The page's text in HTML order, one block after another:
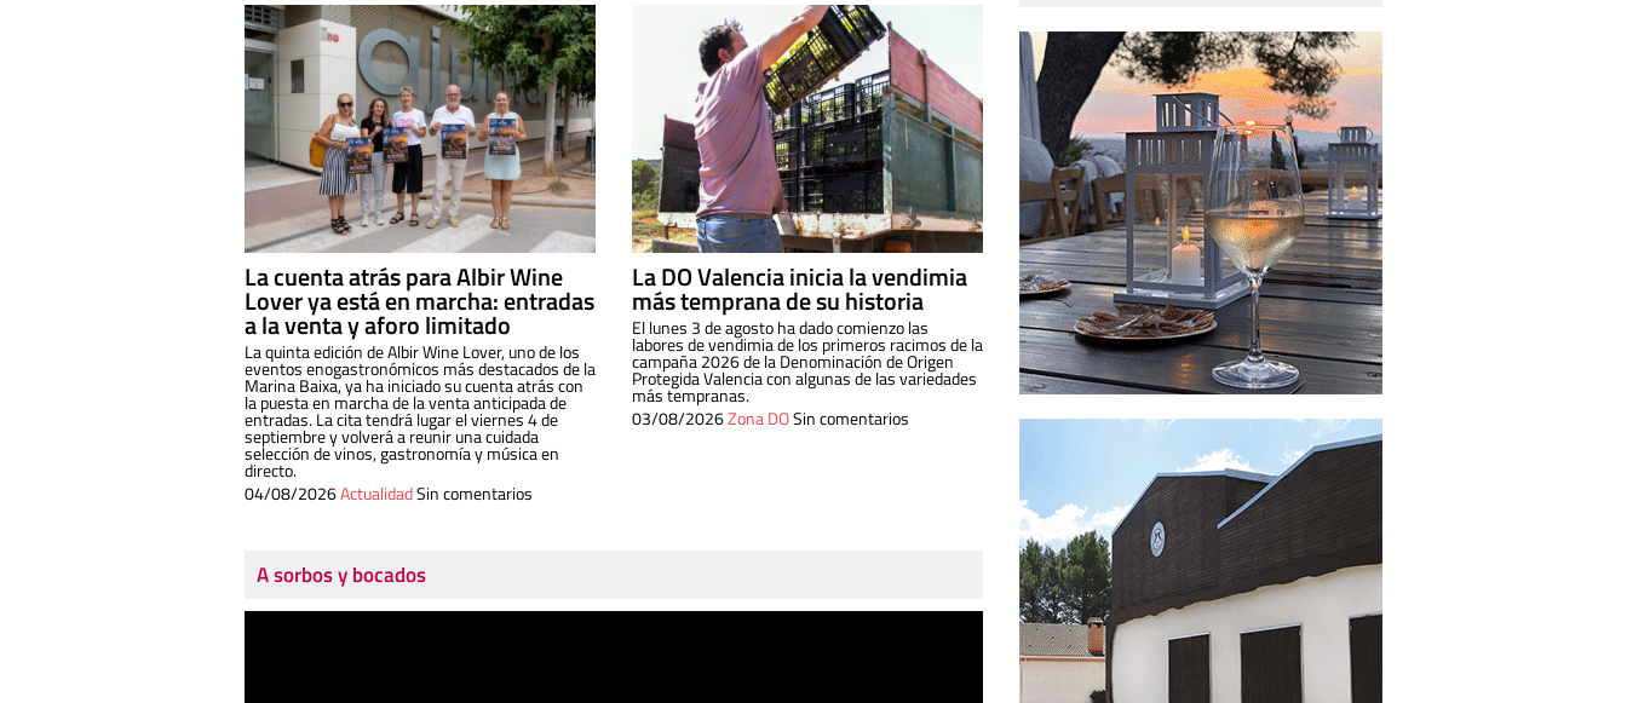
La cuenta atrás para Albir Wine
Lover ya está en marcha: entradas
a la venta y aforo limitado
La quinta edición de Albir Wine Lover, uno de los
eventos enogastronómicos más destacados de la
Marina Baixa, ya ha iniciado su cuenta atrás con
la puesta en marcha de la venta anticipada de
entradas. La cita tendrá lugar el viernes 4 de
septiembre y volverá a reunir una cuidada
selección de vinos, gastronomía y música en
directo.
04/08/2026ActualidadSin comentarios
La DO Valencia inicia la vendimia
más temprana de su historia
El lunes 3 de agosto ha dado comienzo las
labores de vendimia de los primeros racimos de la
campaña 2026 de la Denominación de Origen
Protegida Valencia con algunas de las variedades
más tempranas.
03/08/2026Zona DOSin comentarios
A sorbos y bocados